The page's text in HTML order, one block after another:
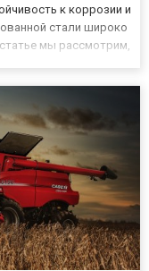
к коррозии и
стали широко
мы рассмотрим,